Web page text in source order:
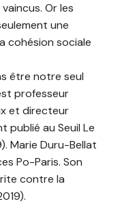
Or les
une
cohésion sociale
être notre seul
professeur
et directeur
publié au Seuil Le
Marie Duru-Bellat
Po-Paris. Son
contre la